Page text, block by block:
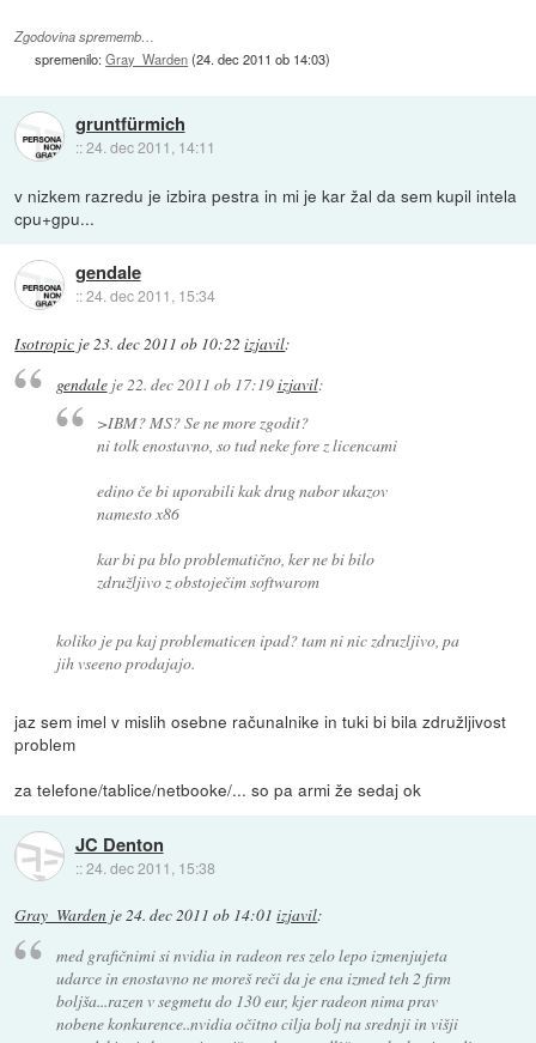
Zgodovina sprememb…
spremenilo:Gray_Warden(24. dec 2011 ob 14:03)
gruntfürmich
::24. dec 2011, 14:11
v nizkem razredu je izbira pestra in mi je kar žal da sem kupil intela
cpu+gpu...
gendale
::24. dec 2011, 15:34
Isotropic je23. dec 2011 ob 10:22 izjavil:
gendaleje 22. dec 2011 ob 17:19izjavil:
>IBM? MS? Se ne more zgodit?
ni tolk enostavno, so tud neke fore z licencami
edino če bi uporabili kak drug nabor ukazov
namesto x86
kar bi pa blo problematično, ker ne bi bilo
združljivo z obstoječim softwarom
koliko je pa kaj problematicen ipad? tam ni nic zdruzljivo, pa
jih vseeno prodajajo.
jaz sem imel v mislih osebne računalnike in tuki bi bila združljivost
problem
za telefone/tablice/netbooke/... so pa armi že sedaj ok
JC Denton
::24. dec 2011, 15:38
Gray_Warden je24. dec 2011 ob 14:01 izjavil:
med grafičnimi si nvidia in radeon res zelo lepo izmenjujeta
udarce in enostavno ne moreš reči da je ena izmed teh 2 firm
boljša...razen v segmetu do 130 eur, kjer radeon nima prav
nobene konkurence..nvidia očitno cilja bolj na srednji in višji